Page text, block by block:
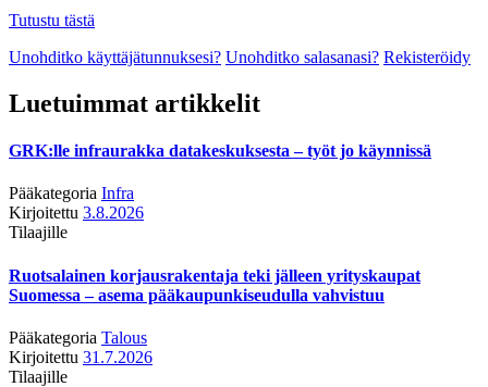
Tutustu tästä
Unohditko käyttäjätunnuksesi? Unohditko salasanasi? Rekisteröidy
Luetuimmat artikkelit
GRK:lle infraurakka datakeskuksesta – työt jo käynnissä
Pääkategoria Infra
Kirjoitettu 3.8.2026
Tilaajille
Ruotsalainen korjausrakentaja teki jälleen yrityskaupat
Suomessa – asema pääkaupunkiseudulla vahvistuu
Pääkategoria Talous
Kirjoitettu 31.7.2026
Tilaajille